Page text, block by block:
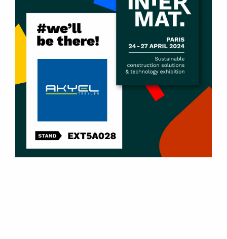
Daha sonraki yorumlarımda kullanılması için
adım, e-posta adresim ve site adresim bu